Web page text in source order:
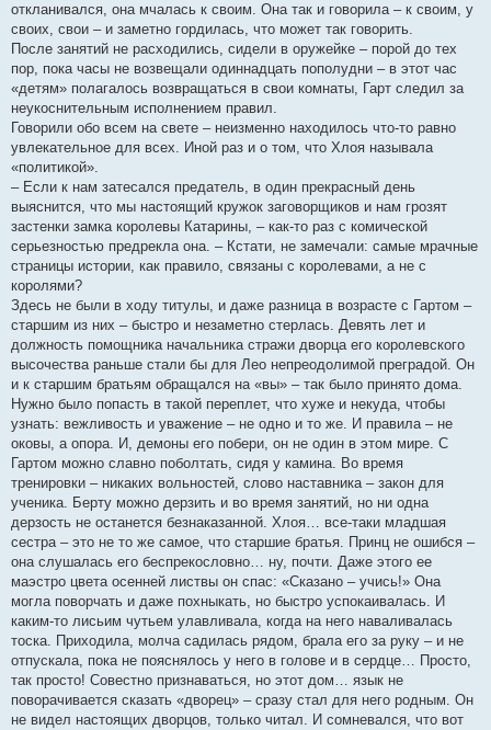
откланивался, она мчалась к своим. Она так и говорила – к своим, у
своих, свои – и заметно гордилась, что может так говорить.
После занятий не расходились, сидели в оружейке – порой до тех
пор, пока часы не возвещали одиннадцать пополудни – в этот час
«детям» полагалось возвращаться в свои комнаты, Гарт следил за
неукоснительным исполнением правил.
Говорили обо всем на свете – неизменно находилось что-то равно
увлекательное для всех. Иной раз и о том, что Хлоя называла
«политикой».
– Если к нам затесался предатель, в один прекрасный день
выяснится, что мы настоящий кружок заговорщиков и нам грозят
застенки замка королевы Катарины, – как-то раз с комической
серьезностью предрекла она. – Кстати, не замечали: самые мрачные
страницы истории, как правило, связаны с королевами, а не с
королями?
Здесь не были в ходу титулы, и даже разница в возрасте с Гартом –
старшим из них – быстро и незаметно стерлась. Девять лет и
должность помощника начальника стражи дворца его королевского
высочества раньше стали бы для Лео непреодолимой преградой. Он
и к старшим братьям обращался на «вы» – так было принято дома.
Нужно было попасть в такой переплет, что хуже и некуда, чтобы
узнать: вежливость и уважение – не одно и то же. И правила – не
оковы, а опора. И, демоны его побери, он не один в этом мире. С
Гартом можно славно поболтать, сидя у камина. Во время
тренировки – никаких вольностей, слово наставника – закон для
ученика. Берту можно дерзить и во время занятий, но ни одна
дерзость не останется безнаказанной. Хлоя… все-таки младшая
сестра – это не то же самое, что старшие братья. Принц не ошибся –
она слушалась его беспрекословно… ну, почти. Даже этого ее
маэстро цвета осенней листвы он спас: «Сказано – учись!» Она
могла поворчать и даже похныкать, но быстро успокаивалась. И
каким-то лисьим чутьем улавливала, когда на него наваливалась
тоска. Приходила, молча садилась рядом, брала его за руку – и не
отпускала, пока не пояснялось у него в голове и в сердце… Просто,
так просто! Совестно признаваться, но этот дом… язык не
поворачивается сказать «дворец» – сразу стал для него родным. Он
не видел настоящих дворцов, только читал. И сомневался, что вот